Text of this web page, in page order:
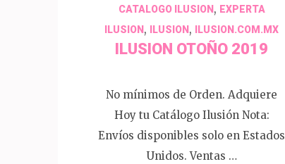
CATALOGO ILUSION, EXPERTA
ILUSION , ILUSION , ILUSION.COM.MX
ILUSION OTOÑO 2019
No mínimos de Orden. Adquiere
Hoy tu Catálogo Ilusión Nota:
Envíos disponibles solo en Estados
Unidos. Ventas …